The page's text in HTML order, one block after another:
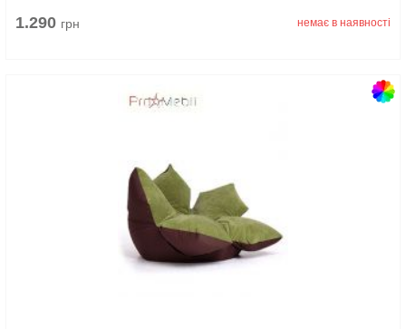
1.290 грн немає в наявності